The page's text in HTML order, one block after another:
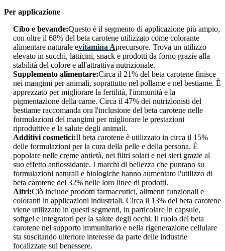
Per applicazione
Cibo e bevande:Questo è il segmento di applicazione più ampio,
con oltre il 68% del beta carotene utilizzato come colorante
alimentare naturale evitamina Aprecursore. Trova un utilizzo
elevato in succhi, latticini, snack e prodotti da forno grazie alla
stabilità del colore e all'attrattiva nutrizionale.
Supplemento alimentare:Circa il 21% del beta carotene finisce
nei mangimi per animali, soprattutto nel pollame e nel bestiame. È
apprezzato per migliorare la fertilità, l'immunità e la
pigmentazione della carne. Circa il 47% dei nutrizionisti del
bestiame raccomanda ora l'inclusione del beta carotene nelle
formulazioni dei mangimi per migliorare le prestazioni
riproduttive e la salute degli animali.
Additivi cosmetici:Il beta carotene è utilizzato in circa il 15%
delle formulazioni per la cura della pelle e della persona. È
popolare nelle creme antietà, nei filtri solari e nei sieri grazie al
suo effetto antiossidante. I marchi di bellezza che puntano su
formulazioni naturali e biologiche hanno aumentato l'utilizzo di
beta carotene del 32% nelle loro linee di prodotti.
Altri:Ciò include prodotti farmaceutici, alimenti funzionali e
coloranti in applicazioni industriali. Circa il 13% del beta carotene
viene utilizzato in questi segmenti, in particolare in capsule,
softgel e integratori per la salute degli occhi. Il ruolo del beta
carotene nel supporto immunitario e nella rigenerazione cellulare
sta suscitando ulteriore interesse da parte delle industrie
focalizzate sul benessere.